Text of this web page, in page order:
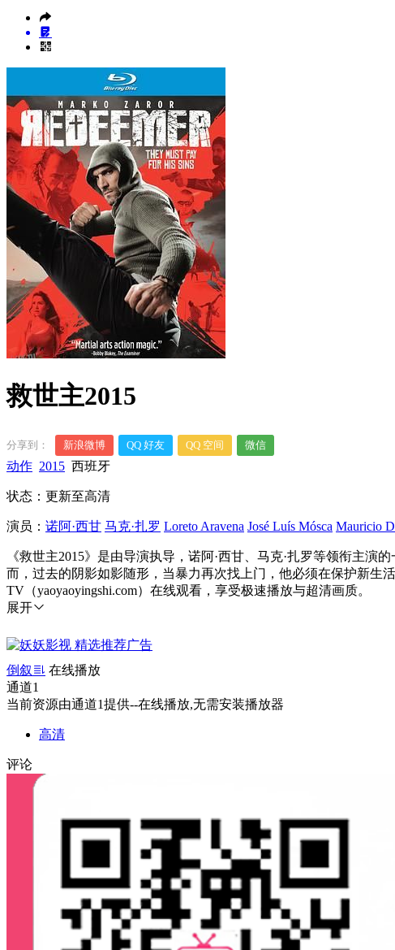
救世主2015
分享到： 新浪微博 QQ 好友 QQ 空间 微信
动作 2015 西班牙
状态：更新至高清
演员： 诺阿·西甘 马克·扎罗 Loreto Aravena José Luís Mósca Mauricio
《救世主2015》是由导演执导，诺阿·西甘、马克·扎罗等领衔主
而，过去的阴影如影随形，当暴力再次找上门，他必须在保护新生
TV（yaoyaoyingshi.com）在线观看，享受极速播放与超清画质。
展开
倒叙
在线播放
通道1
当前资源由通道1提供--在线播放,无需安装播放器
高清
评论